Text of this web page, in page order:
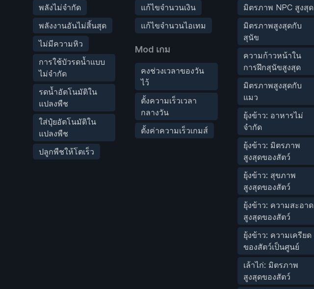
พลังไม่จำกัด
พลังงานอันไม่สิ้นสุด
ไม่มีความหิว
การใช้บัวรดน้ำแบบ
ไม่จำกัด
รดน้ำอัตโนมัติใน
แปลงพืช
ใส่ปุ๋ยอัตโนมัติใน
แปลงพืช
ปลูกพืชให้โตเร็ว
แก้ไขจำนวนเงิน
แก้ไขจำนวนไอเทม
Mod เกม
คงช่วงเวลาของวัน
ไว้
ตั้งความเร็วเวลา
กลางวัน
ตั้งค่าความเร็วเกมส์
มิตรภาพ NPC สูงสุด
มิตรภาพสูงสุดกับ
สุนัข
ความก้าวหน้าใน
การฝึกสุนัขสูงสุด
มิตรภาพสูงสุดกับ
แมว
ยุ้งข้าว: อาหารไม่
จำกัด
ยุ้งข้าว: มิตรภาพ
สูงสุดของสัตว์
ยุ้งข้าว: สุขภาพ
สูงสุดของสัตว์
ยุ้งข้าว: ความสะอาด
สูงสุดของสัตว์
ยุ้งข้าว: ความเครียด
ของสัตว์เป็นศูนย์
เล้าไก่: มิตรภาพ
สูงสุดของสัตว์